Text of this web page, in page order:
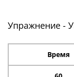
О НАС
Упражнение -
Время